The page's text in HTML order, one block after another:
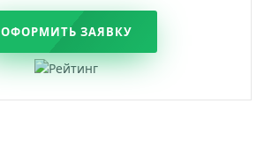
ОФОРМИТЬ ЗАЯВКУ